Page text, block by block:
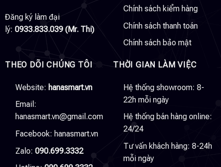
Đăng ký làm đại
lý: 0933.833.039 (Mr. Thi)
Chính sách kiểm hàng
Chính sách thanh toán
Chính sách bảo mật
THEO DÕI CHÚNG TÔI
Website: hanasmart.vn
Email:
hanasmart.vn@gmail.com
Facebook: hanasmart.vn
Zalo: 090.699.3332
THỜI GIAN LÀM VIỆC
Hệ thống showroom: 8-
22h mỗi ngày
Hệ thống bán hàng online:
24/24
Tư vấn khách hàng: 8-24h
mỗi ngày